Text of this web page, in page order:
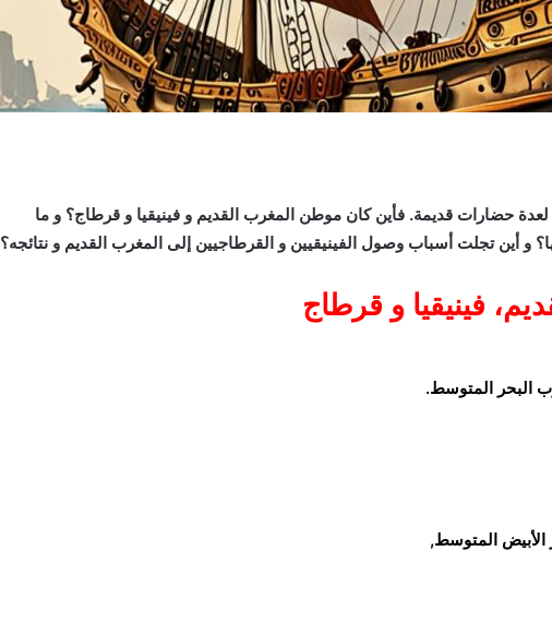
حضارات قديمة. فأين كان موطن المغرب القديم و فينيقيا و قرطاج؟ و ما
و أين تجلت أسباب وصول الفينيقيين و القرطاجيين إلى المغرب القديم و نتائجه؟
فينيقيا و قرطاج
البحر المتوسط.
الأبيض المتوسط,